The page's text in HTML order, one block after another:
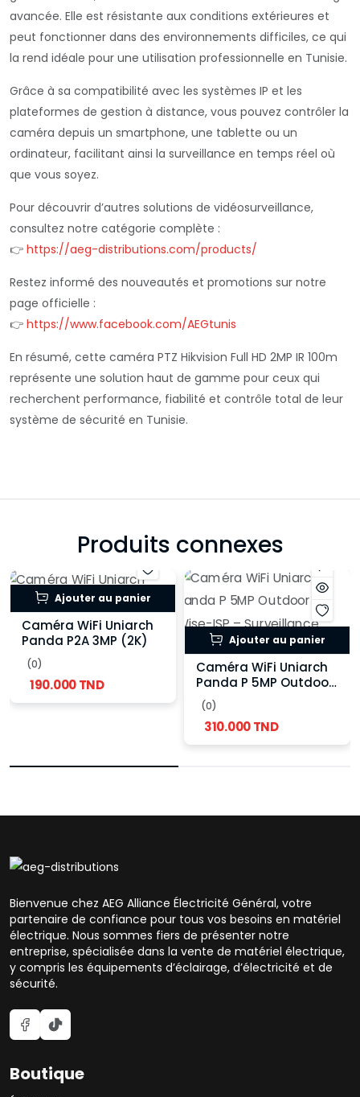
avancée. Elle est résistante aux conditions extérieures et
peut fonctionner dans des environnements difficiles, ce qui
la rend idéale pour une utilisation professionnelle en Tunisie.
Grâce à sa compatibilité avec les systèmes IP et les
plateformes de gestion à distance, vous pouvez contrôler la
caméra depuis un smartphone, une tablette ou un
ordinateur, facilitant ainsi la surveillance en temps réel où
que vous soyez.
Pour découvrir d’autres solutions de vidéosurveillance,
consultez notre catégorie complète :
👉 https://aeg-distributions.com/products/
Restez informé des nouveautés et promotions sur notre
page officielle :
👉 https://www.facebook.com/AEGtunis
En résumé, cette caméra PTZ Hikvision Full HD 2MP IR 100m
représente une solution haut de gamme pour ceux qui
recherchent performance, fiabilité et contrôle total de leur
système de sécurité en Tunisie.
Produits connexes
Ajouter au panier
Caméra WiFi Uniarch
Panda P2A 3MP (2K)
(0)
190.000 TND
Ajouter au panier
Caméra WiFi Uniarch
Panda P 5MP Outdoor
PT Wise-ISP –
Surveillance extérieure
intelligente 360°
(0)
310.000 TND
Bienvenue chez AEG Alliance Électricité Général, votre
partenaire de confiance pour tous vos besoins en matériel
électrique. Nous sommes fiers de présenter notre
entreprise, spécialisée dans la vente de matériel électrique,
y compris les équipements d’éclairage, d’électricité et de
sécurité.
Boutique